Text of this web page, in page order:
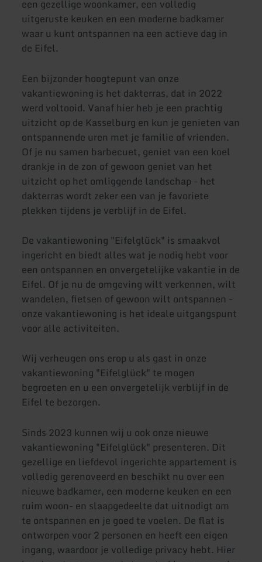
een gezellige woonkamer, een volledig
uitgeruste keuken en een moderne badkamer
waar u kunt ontspannen na een actieve dag in
de Eifel.
Een bijzonder hoogtepunt van onze
vakantiewoning is het dakterras, dat in 2022
werd voltooid. Vanaf hier heb je een prachtig
uitzicht op de Kasselburg en kun je genieten van
ontspannende uren met je familie of vrienden.
Of je nu samen barbecuet, geniet van een koel
drankje in de zon of gewoon geniet van het
uitzicht op het omliggende landschap - het
dakterras wordt zeker een van je favoriete
plekken tijdens je verblijf in de Eifel.
De vakantiewoning "Eifelglück" is smaakvol
ingericht en biedt alles wat je nodig hebt voor
een ontspannen en onvergetelijke vakantie in de
Eifel. Of je nu de omgeving wilt verkennen, wilt
wandelen, fietsen of gewoon wilt ontspannen -
onze vakantiewoning is het ideale uitgangspunt
voor alle activiteiten.
Wij verheugen ons erop u als gast in onze
vakantiewoning "Eifelglück" te mogen
begroeten en u een onvergetelijk verblijf in de
Eifel te bezorgen.
Sinds 2023 kunnen wij u ook onze nieuwe
vakantiewoning "Eifelglück" presenteren. Dit
gezellige en liefdevol ingerichte appartement is
volledig gerenoveerd en beschikt nu over een
nieuwe badkamer, een moderne keuken en een
ruim woon- en slaapgedeelte dat uitnodigt om
te ontspannen en je goed te voelen. De flat is
ontworpen voor 2 personen en heeft een eigen
ingang, waardoor je volledige privacy hebt. Hier